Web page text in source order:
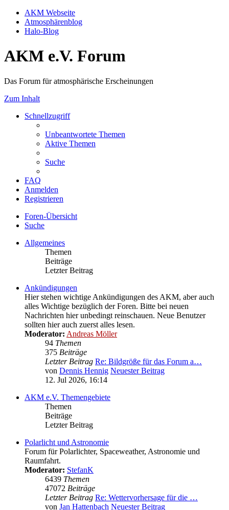
AKM Webseite
Atmosphärenblog
Halo-Blog
AKM e.V. Forum
Das Forum für atmosphärische Erscheinungen
Zum Inhalt
Schnellzugriff
Unbeantwortete Themen
Aktive Themen
Suche
FAQ
Anmelden
Registrieren
Foren-Übersicht
Suche
Allgemeines
Themen
Beiträge
Letzter Beitrag
Ankündigungen
Hier stehen wichtige Ankündigungen des AKM, aber auch
alles Wichtige bezüglich der Foren. Bitte bei neuen
Nachrichten hier unbedingt reinschauen. Neue Benutzer
sollten hier auch zuerst alles lesen.
Moderator: Andreas Möller
94 Themen
375 Beiträge
Letzter Beitrag Re: Bildgröße für das Forum a…
von Dennis Hennig Neuester Beitrag
12. Jul 2026, 16:14
AKM e.V. Themengebiete
Themen
Beiträge
Letzter Beitrag
Polarlicht und Astronomie
Forum für Polarlichter, Spaceweather, Astronomie und
Raumfahrt.
Moderator: StefanK
6439 Themen
47072 Beiträge
Letzter Beitrag Re: Wettervorhersage für die …
von Jan Hattenbach Neuester Beitrag